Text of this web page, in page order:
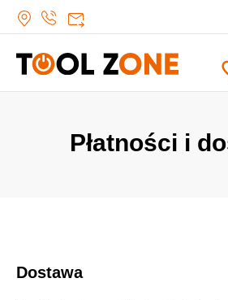
Płatności i
Dostawa